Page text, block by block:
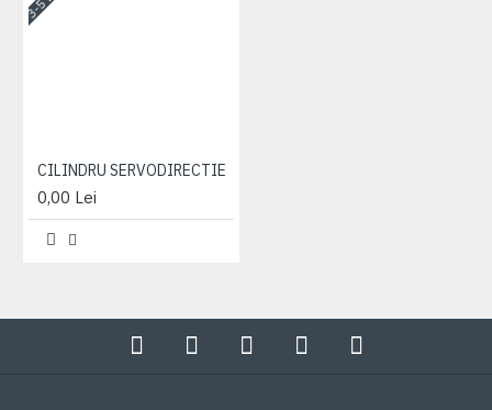
CILINDRU SERVODIRECTIE
0,00 Lei